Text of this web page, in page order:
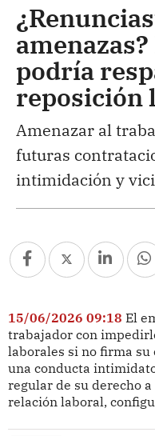
podría
reposición
Amenazar al
futuras
intimidación y
15/06/2026 09:18 El
trabajador con
laborales si no firma
una conducta
regular de su derecho
relación laboral,